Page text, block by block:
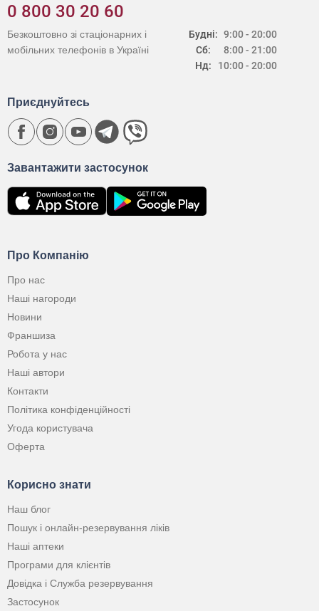
0 800 30 20 60
Будні:
Сб:
Нд:
9:00 - 20:00
8:00 - 21:00
10:00 - 20:00
Безкоштовно зі стаціонарних і
мобільних телефонів в Україні
Про Компанію
Про нас
Наші нагороди
Новини
Франшиза
Робота у нас
Наші автори
Контакти
Політика конфіденційності
Угода користувача
Оферта
Корисно знати
Наш блог
Пошук і онлайн-резервування ліків
Наші аптеки
Програми для клієнтів
Довідка і Служба резервування
Застосунок
Завантажити застосунок
Приєднуйтесь